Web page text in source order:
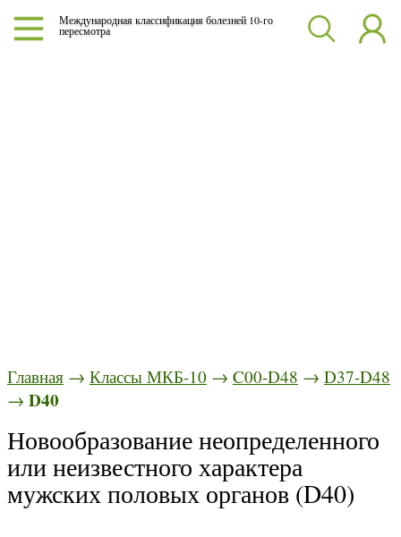
Международная классификация болезней 10-го
пересмотра
Главная → Классы МКБ-10 → C00-D48 → D37-D48
→ D40
Новообразование неопределенного
или неизвестного характера
мужских половых органов (D40)